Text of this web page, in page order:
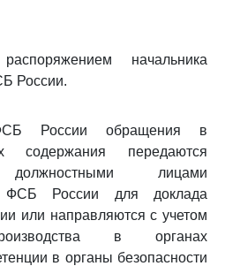
начальника
России.
России обращения в
содержания передаются
должностными лицами
ФСБ России для доклада
или направляются с учетом
в органах
в органы безопасности